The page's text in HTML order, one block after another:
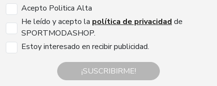
Acepto Politica Alta
He leído y acepto la política de privacidad de
SPORTMODASHOP.
Estoy interesado en recibir publicidad.
¡SUSCRIBIRME!